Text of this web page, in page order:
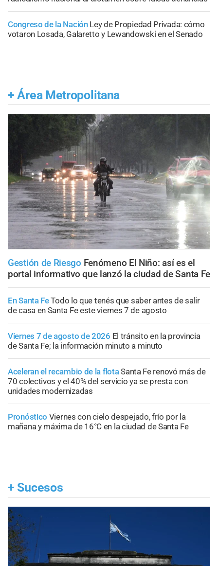
Congreso de la Nación Ley de Propiedad Privada: cómo
votaron Losada, Galaretto y Lewandowski en el Senado
+ Área Metropolitana
Gestión de Riesgo Fenómeno El Niño: así es el
portal informativo que lanzó la ciudad de Santa Fe
En Santa FeTodo lo que tenés que saber antes de salir
de casa en Santa Fe este viernes 7 de agosto
Viernes 7 de agosto de 2026 El tránsito en la provincia
de Santa Fe; la información minuto a minuto
Aceleran el recambio de la flotaSanta Fe renovó más de
70 colectivos y el 40% del servicio ya se presta con
unidades modernizadas
Pronóstico Viernes con cielo despejado, frío por la
mañana y máxima de 16°C en la ciudad de Santa Fe
+ Sucesos